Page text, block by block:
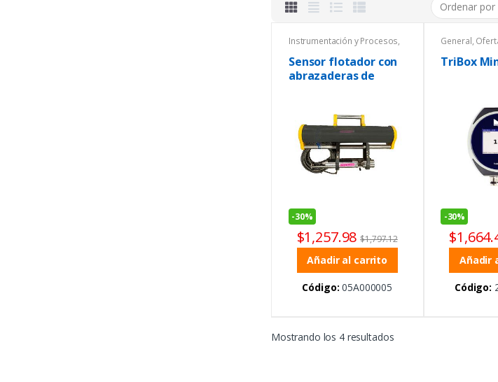
Instrumentación y Procesos,
Temperatura
Sensor flotador con
abrazaderas de
-30%
$1,257.98 $1,797.12
Añadir al carrito
Código: 05A000005
General,
TriBox
-30%
$
Añadir
Código:
Mostrando los 4 resultados